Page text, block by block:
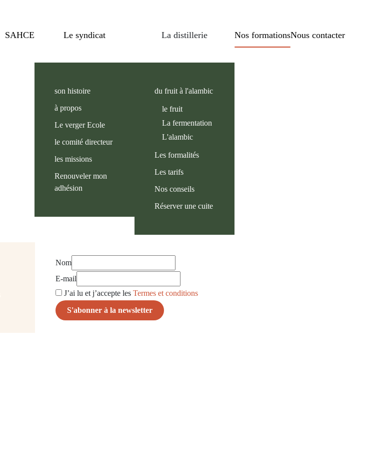
SAHCE Le syndicat
son histoire
à propos
Le verger Ecole
le comité directeur
les missions
Renouveler mon
adhésion
La distillerie
du fruit à l'alambic
le fruit
La fermentation
L'alambic
Les formalités
Les tarifs
Nos conseils
Réserver une cuite
Nos formationsNous contacter
Nom
E-mail
J’ai lu et j’accepte les Termes et conditions